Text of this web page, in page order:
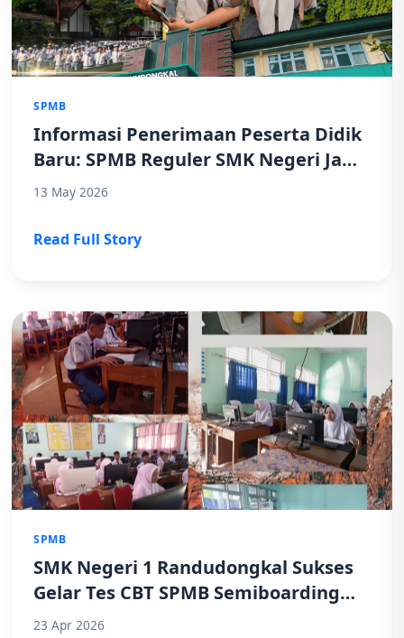
SPMB
Informasi Penerimaan Peserta Didik
Baru: SPMB Reguler SMK Negeri Jawa
Tengah Tahun 2026
13 May 2026
Read Full Story
SPMB
SMK Negeri 1 Randudongkal Sukses
Gelar Tes CBT SPMB Semiboarding
Jawa Tengah 2026
23 Apr 2026